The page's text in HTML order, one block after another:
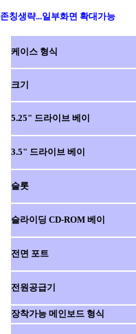
존칭생략...일부화면 확대가능
케이스 형식
크기
5.25" 드라이브 베이
3.5" 드라이브 베이
슬롯
슬라이딩 CD-ROM 베이
전면 포트
전원공급기
장착가능 메인보드 형식